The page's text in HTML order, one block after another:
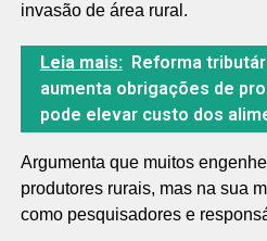
invasão de área rural.
Leia mais: Reforma
aumenta obrigações de
pode elevar custo dos
Argumenta que muitos
produtores rurais, mas na sua
como pesquisadores e